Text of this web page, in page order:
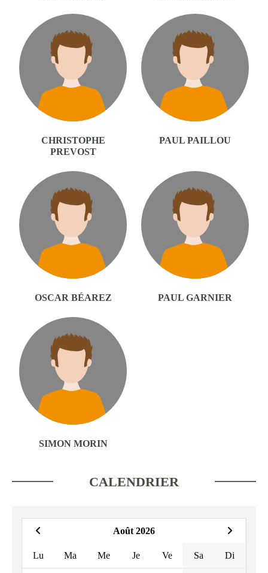
CHRISTOPHE
PREVOST
PAUL PAILLOU
OSCAR BÉAREZ PAUL GARNIER
SIMON MORIN
CALENDRIER
Août 2026
Lu Ma Me Je Ve Sa Di